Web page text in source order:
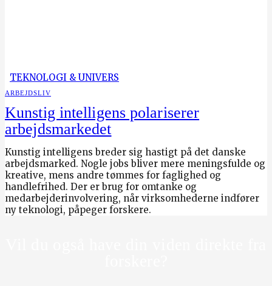
TEKNOLOGI & UNIVERS
ARBEJDSLIV
Kunstig intelligens polariserer
arbejdsmarkedet
Kunstig intelligens breder sig hastigt på det danske
arbejdsmarked. Nogle jobs bliver mere meningsfulde og
kreative, mens andre tømmes for faglighed og
handlefrihed. Der er brug for omtanke og
medarbejderinvolvering, når virksomhederne indfører
ny teknologi, påpeger forskere.